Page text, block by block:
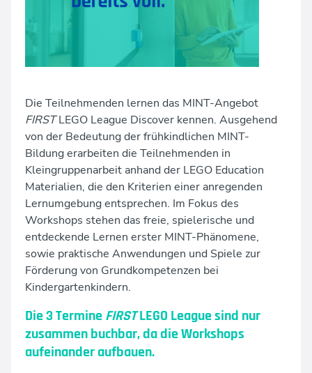
Kindergeburtstage
Angebote für Schulen und andere Institutionen
proTechnicale Sachsen
Fortbildung für Eltern, Pädagog:innen und Betreuer:innen
Teamevents
Unsere Räume & Werkstätten
Die Teilnehmenden lernen das MINT-Angebot
FIRSTLEGO League Discover kennen. Ausgehend
von der Bedeutung der frühkindlichen MINT-
Bildung erarbeiten die Teilnehmenden in
Kleingruppenarbeit anhand der LEGO Education
Materialien, die den Kriterien einer anregenden
Lernumgebung entsprechen. Im Fokus des
Workshops stehen das freie, spielerische und
entdeckende Lernen erster MINT-Phänomene,
sowie praktische Anwendungen und Spiele zur
Förderung von Grundkompetenzen bei
Kindergartenkindern.
Die 3 Termine FIRSTLEGO League sind nur
zusammen buchbar, da die Workshops
aufeinander aufbauen.